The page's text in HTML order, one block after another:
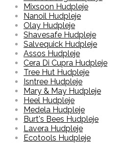
Mixsoon Hudpleje
Nanoil Hudpleje
Olay Hudpleje
Shavesafe Hudpleje
Salvequick Hudpleje
Assos Hudpleje
Cera Di Cupra Hudpleje
Tree Hut Hudpleje
Isntree Hudpleje
Mary & May Hudpleje
Heel Hudpleje
Medela Hudpleje
Burt's Bees Hudpleje
Lavera Hudpleje
Ecotools Hudpleje